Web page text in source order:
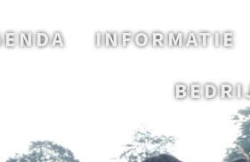
INFORMATIE